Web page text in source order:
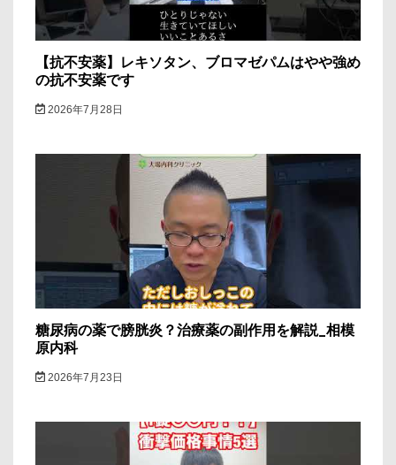
【抗不安薬】レキソタン、ブロマゼパムはやや強め
の抗不安薬です
2026年7月28日
糖尿病の薬で膀胱炎？治療薬の副作用を解説_相模
原内科
2026年7月23日